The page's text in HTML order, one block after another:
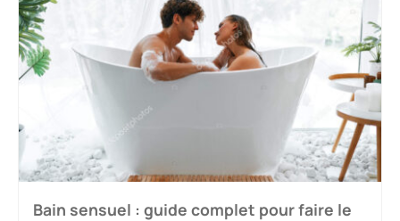
Bain sensuel : guide complet pour faire le